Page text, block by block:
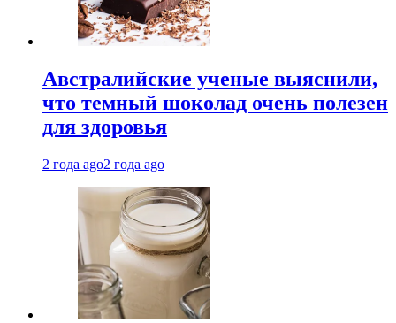
Австралийские ученые выяснили,
что темный шоколад очень полезен
для здоровья
2 года ago2 года ago